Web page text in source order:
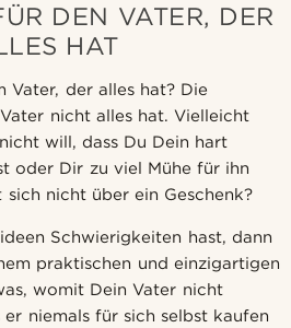
DEN VATER, DER
HAT
Vater, der alles hat? Die
nicht alles hat. Vielleicht
will, dass Du Dein hart
oder Dir zu viel Mühe für ihn
nicht über ein Geschenk?
Schwierigkeiten hast, dann
praktischen und einzigartigen
womit Dein Vater nicht
niemals für sich selbst kaufen